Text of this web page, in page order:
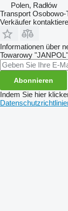
Polen, Radłów
Transport
Verkäufer
Informationen über
Towarowy
Abonnieren
Indem Sie hier